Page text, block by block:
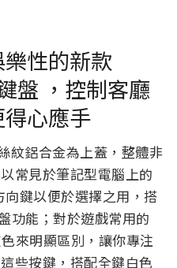
性的新款
盤 ，控制客廳
心應手
紋鋁合金為上蓋，整體非
常見於筆記型電腦上的
鍵以便於選擇之用，搭
功能；對於遊戲常用的
來明顯區別，讓你專注
些按鍵，搭配全鍵白色